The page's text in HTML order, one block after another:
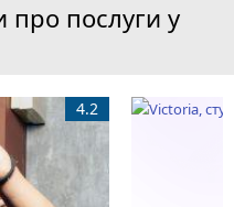
про послуги у
4.2